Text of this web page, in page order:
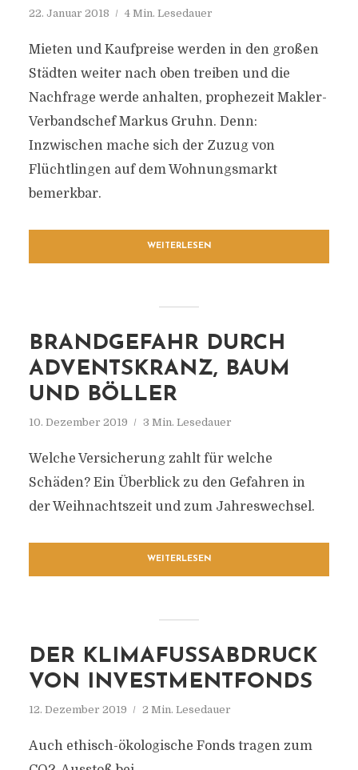
22. Januar 2018 4 Min. Lesedauer
Mieten und Kaufpreise werden in den großen
Städten weiter nach oben treiben und die
Nachfrage werde anhalten, prophezeit Makler-
Verbandschef Markus Gruhn. Denn:
Inzwischen mache sich der Zuzug von
Flüchtlingen auf dem Wohnungsmarkt
bemerkbar.
WEITERLESEN
BRANDGEFAHR DURCH
ADVENTSKRANZ, BAUM
UND BÖLLER
10. Dezember 2019 3 Min. Lesedauer
Welche Versicherung zahlt für welche
Schäden? Ein Überblick zu den Gefahren in
der Weihnachtszeit und zum Jahreswechsel.
WEITERLESEN
DER KLIMAFUSSABDRUCK V
ON INVESTMENTFONDS
12. Dezember 2019 2 Min. Lesedauer
Auch ethisch-ökologische Fonds tragen zum